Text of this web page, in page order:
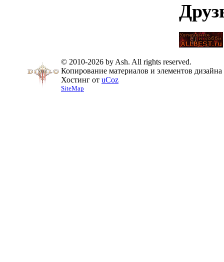
© 2010-2026 by Ash. All rights reserved.
Копирование материалов и элементов
Хостинг от uCoz
SiteMap